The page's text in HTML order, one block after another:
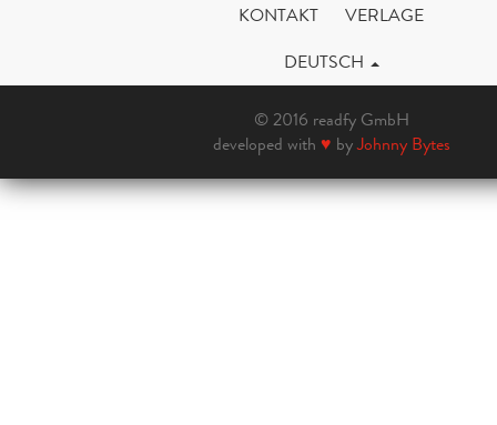
KONTAKT
VERLAGE
DEUTSCH
© 2016 readfy GmbH
developed with ♥ byJohnny Bytes